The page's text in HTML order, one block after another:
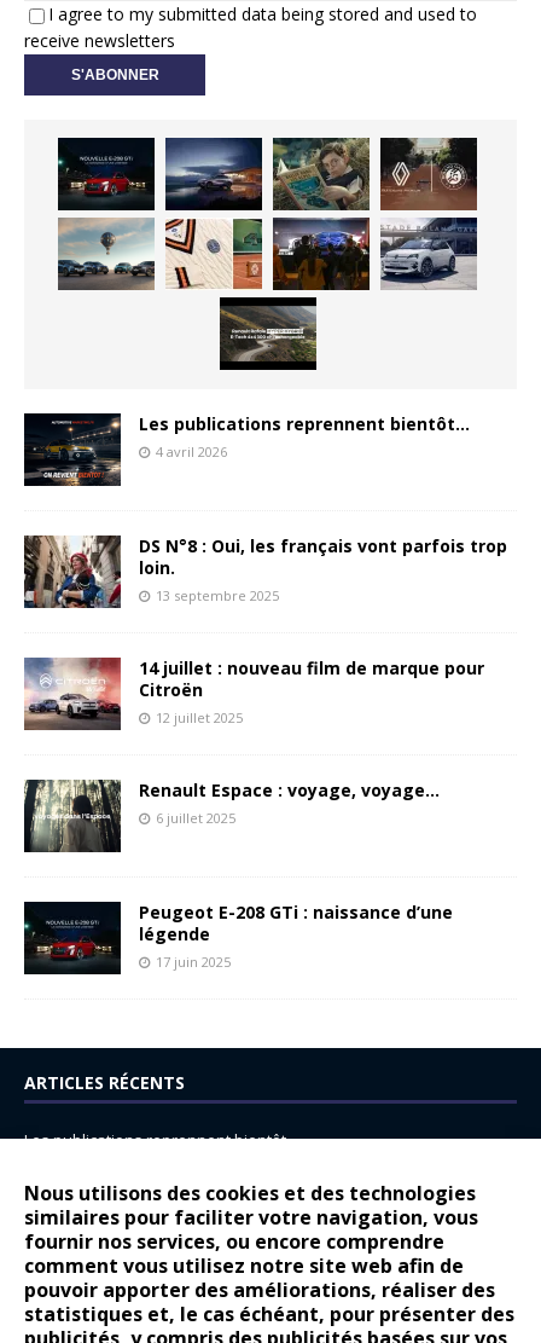
Nous utilisons des cookies et des technologies
similaires pour faciliter votre navigation, vous
fournir nos services, ou encore comprendre
comment vous utilisez notre site web afin de
pouvoir apporter des améliorations, réaliser des
statistiques et, le cas échéant, pour présenter des
I agree to my submitted data being stored and used to
receive newsletters
Les publications reprennent bientôt…
4 avril 2026
DS N°8 : Oui, les français vont parfois trop
loin.
13 septembre 2025
14 juillet : nouveau film de marque pour
Citroën
12 juillet 2025
Renault Espace : voyage, voyage…
6 juillet 2025
Peugeot E-208 GTi : naissance d’une
légende
17 juin 2025
ARTICLES RÉCENTS
Les publications reprennent bientôt…
14 juillet : nouveau film de marque pour Citroën
Renault Espace : voyage, voyage…
Peugeot E-208 GTi : naissance d’une légende